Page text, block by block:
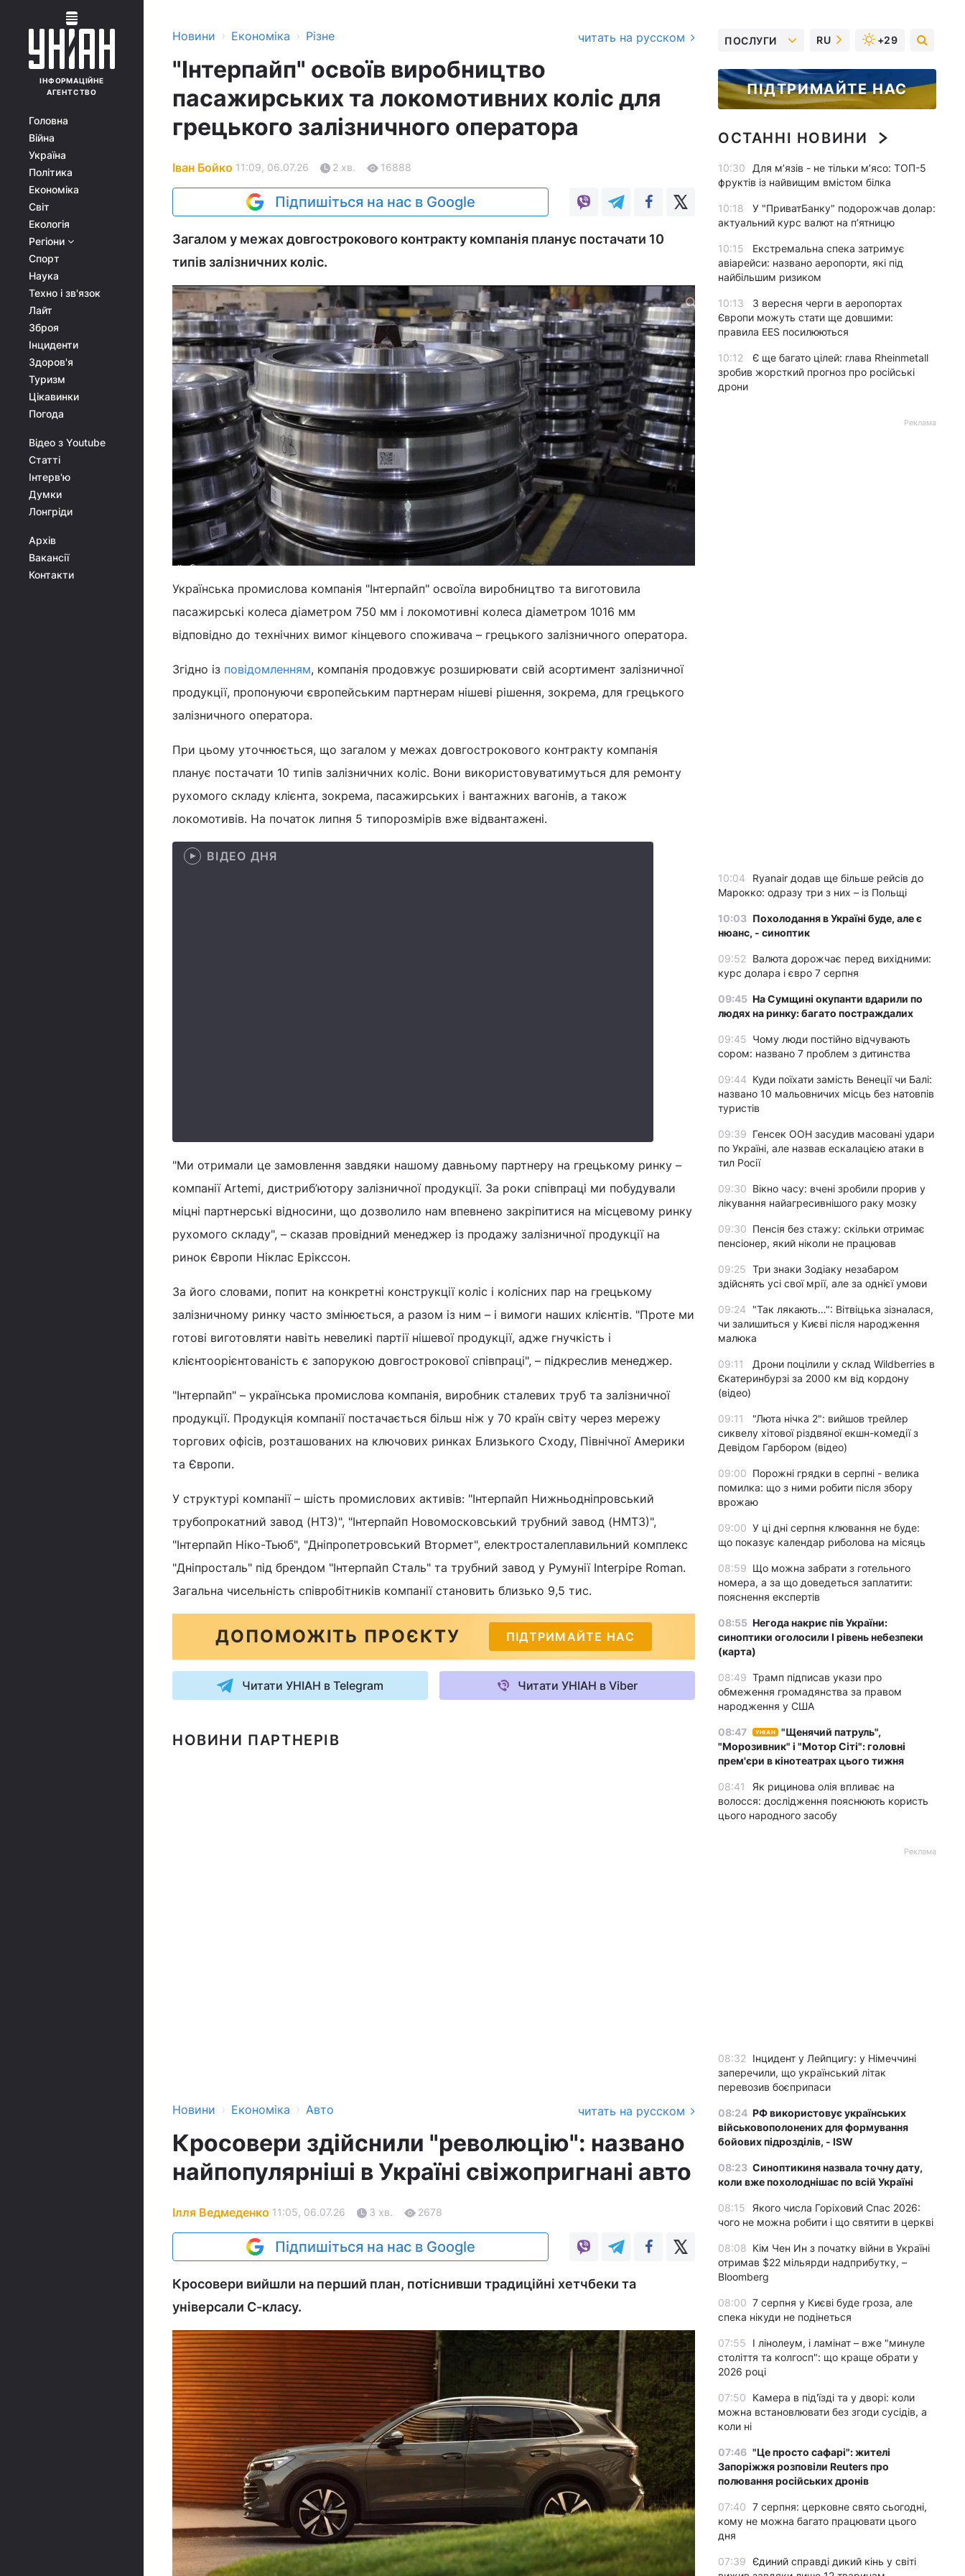
ІНФОРМАЦІЙНЕ
АГЕНТСТВО
Головна
Війна
Україна
Політика
Економіка
Світ
Екологія
Регіони
Спорт
Наука
Техно і зв'язок
Лайт
Зброя
Інциденти
Здоров'я
Туризм
Цікавинки
Погода
Відео з Youtube
Статті
Інтерв'ю
Думки
Лонгріди
Архів
Вакансії
Контакти
Новини › Економіка › Різне читать на русском
"Інтерпайп" освоїв виробництво
пасажирських та локомотивних коліс для
грецького залізничного оператора
Іван Бойко 11:09, 06.07.26 2 хв. 16888
Підпишіться на нас в Google
Загалом у межах довгострокового контракту компанія планує постачати 10
типів залізничних коліс.
Українська промислова компанія "Інтерпайп" освоїла виробництво та виготовила
пасажирські колеса діаметром 750 мм і локомотивні колеса діаметром 1016 мм
відповідно до технічних вимог кінцевого споживача – грецького залізничного оператора.
Згідно із повідомленням, компанія продовжує розширювати свій асортимент залізничної
продукції, пропонуючи європейським партнерам нішеві рішення, зокрема, для грецького
залізничного оператора.
При цьому уточнюється, що загалом у межах довгострокового контракту компанія
планує постачати 10 типів залізничних коліс. Вони використовуватимуться для ремонту
рухомого складу клієнта, зокрема, пасажирських і вантажних вагонів, а також
локомотивів. На початок липня 5 типорозмірів вже відвантажені.
ВІДЕО ДНЯ
"Ми отримали це замовлення завдяки нашому давньому партнеру на грецькому ринку –
компанії Artemi, дистриб’ютору залізничної продукції. За роки співпраці ми побудували
міцні партнерські відносини, що дозволило нам впевнено закріпитися на місцевому ринку
рухомого складу", – сказав провідний менеджер із продажу залізничної продукції на
ринок Європи Ніклас Ерікссон.
За його словами, попит на конкретні конструкції коліс і колісних пар на грецькому
залізничному ринку часто змінюється, а разом із ним – і вимоги наших клієнтів. "Проте ми
готові виготовляти навіть невеликі партії нішевої продукції, адже гнучкість і
клієнтоорієнтованість є запорукою довгострокової співпраці", – підкреслив менеджер.
"Інтерпайп" – українська промислова компанія, виробник сталевих труб та залізничної
продукції. Продукція компанії постачається більш ніж у 70 країн світу через мережу
торгових офісів, розташованих на ключових ринках Близького Сходу, Північної Америки
та Європи.
У структурі компанії – шість промислових активів: "Інтерпайп Нижньодніпровський
трубопрокатний завод (НТЗ)", "Інтерпайп Новомосковський трубний завод (НМТЗ)",
"Інтерпайп Ніко-Тьюб", "Дніпропетровський Втормет", електросталеплавильний комплекс
"Дніпросталь" під брендом "Інтерпайп Сталь" та трубний завод у Румунії Interpipe Roman.
Загальна чисельність співробітників компанії становить близько 9,5 тис.
ДОПОМОЖІТЬ ПРОЄКТУ ПІДТРИМАЙТЕ НАС
Читати УНІАН в Telegram Читати УНІАН в Viber
НОВИНИ ПАРТНЕРІВ
Новини › Економіка › Авто читать на русском
Кросовери здійснили "революцію": названо
найпопулярніші в Україні свіжопригнані авто
Ілля Ведмеденко 11:05, 06.07.26 3 хв. 2678
Підпишіться на нас в Google
Кросовери вийшли на перший план, потіснивши традиційні хетчбеки та
універсали С-класу.
ПОСЛУГИ RU +29
ПІДТРИМАЙТЕ НАС
ОСТАННІ НОВИНИ
10:30
Для м’язів - не тільки м’ясо: ТОП-5
фруктів із найвищим вмістом білка
10:18
У "ПриватБанку" подорожчав долар:
актуальний курс валют на п’ятницю
10:15
Екстремальна спека затримує
авіарейси: названо аеропорти, які під
найбільшим ризиком
10:13
З вересня черги в аеропортах
Європи можуть стати ще довшими:
правила EES посилюються
10:12
Є ще багато цілей: глава Rheinmetall
зробив жорсткий прогноз про російські
дрони
Реклама
10:04
Ryanair додав ще більше рейсів до
Марокко: одразу три з них – із Польщі
10:03 Похолодання в Україні буде, але є
нюанс, - синоптик
09:52
Валюта дорожчає перед вихідними:
курс долара і євро 7 серпня
09:45 На Сумщині окупанти вдарили по
людях на ринку: багато постраждалих
09:45 Чому люди постійно відчувають
сором: названо 7 проблем з дитинства
09:44 Куди поїхати замість Венеції чи Балі:
названо 10 мальовничих місць без натовпів
туристів
09:39 Генсек ООН засудив масовані удари
по Україні, але назвав ескалацією атаки в
тил Росії
09:30 Вікно часу: вчені зробили прорив у
лікування найагресивнішого раку мозку
09:30 Пенсія без стажу: скільки отримає
пенсіонер, який ніколи не працював
09:25 Три знаки Зодіаку незабаром
здійснять усі свої мрії, але за однієї умови
09:24
"Так лякають…": Вітвіцька зізналася,
чи залишиться у Києві після народження
малюка
09:11
Дрони поцілили у склад Wildberries в
Єкатеринбурзі за 2000 км від кордону
(відео)
09:11
"Люта нічка 2": вийшов трейлер
сиквелу хітової різдвяної екшн-комедії з
Девідом Гарбором (відео)
09:00 Порожні грядки в серпні - велика
помилка: що з ними робити після збору
врожаю
09:00 У ці дні серпня клювання не буде:
що показує календар риболова на місяць
08:59 Що можна забрати з готельного
номера, а за що доведеться заплатити:
пояснення експертів
08:55 Негода накриє пів України:
синоптики оголосили І рівень небезпеки
(карта)
08:49 Трамп підписав укази про
обмеження громадянства за правом
народження у США
08:47 УНІАН
"Щенячий патруль",
"Морозивник" і "Мотор Сіті": головні
прем'єри в кінотеатрах цього тижня
08:41
Як рицинова олія впливає на
волосся: дослідження пояснюють користь
цього народного засобу
Реклама
08:32
Інцидент у Лейпцигу: у Німеччині
заперечили, що український літак
перевозив боєприпаси
08:24 РФ використовує українських
військовополонених для формування
бойових підрозділів, - ISW
08:23 Синоптикиня назвала точну дату,
коли вже похолоднішає по всій Україні
08:15
Якого числа Горіховий Спас 2026:
чого не можна робити і що святити в церкві
08:08 Кім Чен Ин з початку війни в Україні
отримав $22 мільярди надприбутку, –
Bloomberg
08:00 7 серпня у Києві буде гроза, але
спека нікуди не подінеться
07:55
І лінолеум, і ламінат – вже "минуле
століття та колгосп": що краще обрати у
2026 році
07:50
Камера в під'їзді та у дворі: коли
можна встановлювати без згоди сусідів, а
коли ні
07:46 "Це просто сафарі": жителі
Запоріжжя розповіли Reuters про
полювання російських дронів
07:40 7 серпня: церковне свято сьогодні,
кому не можна багато працювати цього
дня
07:39 Єдиний справді дикий кінь у світі